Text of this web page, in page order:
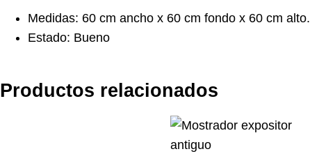
Medidas: 60 cm ancho x 60 cm fondo x 60 cm alto.
Estado: Bueno
Productos relacionados